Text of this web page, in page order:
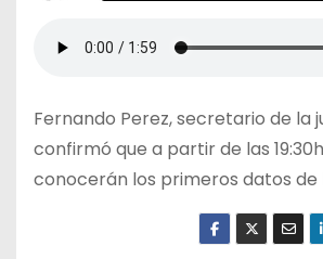
Fernando Perez, secretario de la
confirmó que a partir de las
conocerán los primeros datos de